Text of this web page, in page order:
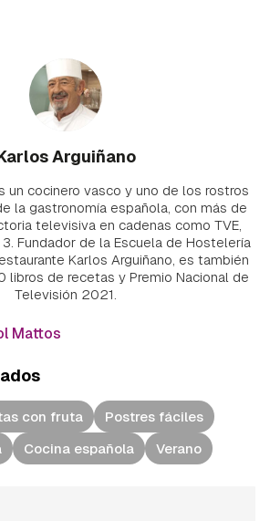
Arguiñano
un cocinero vasco y uno de los rostros
la gastronomía española, con más de
televisiva en cadenas como TVE,
Fundador de la Escuela de Hostelería
Karlos Arguiñano, es también
libros de recetas y Premio Nacional de
Televisión 2021.
Mattos
con fruta
Postres fáciles
Cocina española Verano